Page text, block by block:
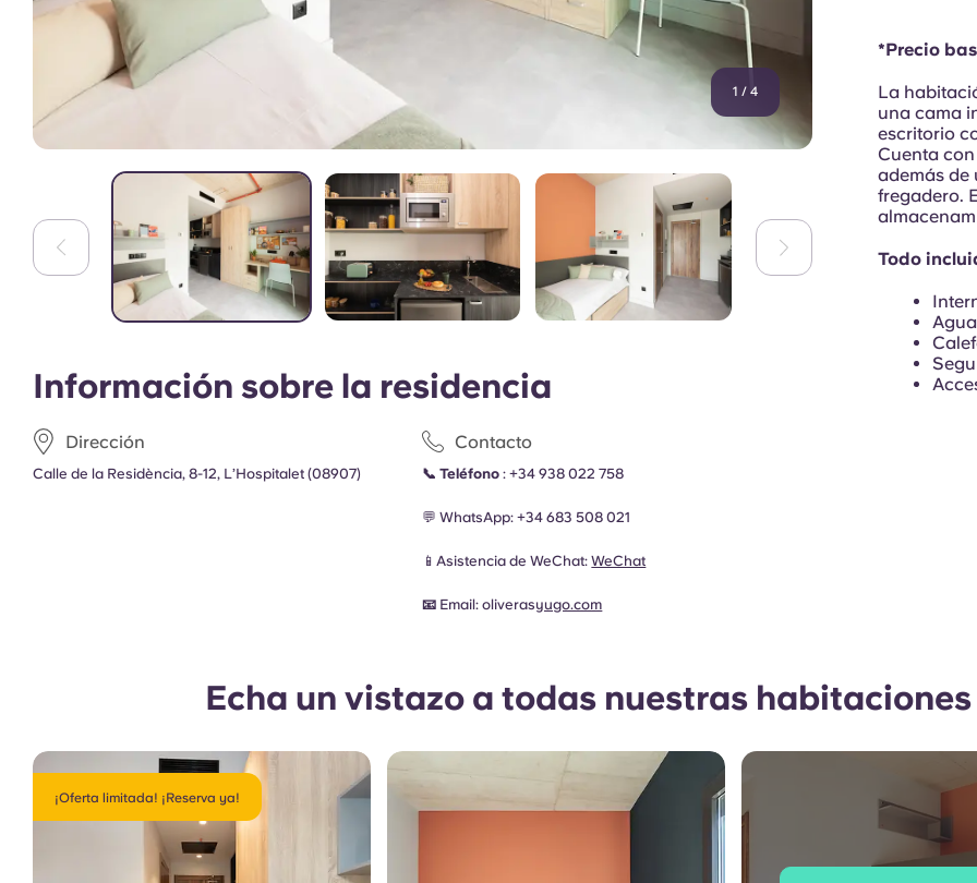
1 / 4
Información sobre la residencia
Dirección
Calle de la Residència, 8-12, L’Hospitalet (08907)
Contacto
📞 Teléfono:+34 938 022 758
💬 WhatsApp:+34 683 508 021
📱Asistencia de WeChat:WeChat
📧 Email:oliverasyugo.com
*Precio
La
una cama
escritorio
Cuenta
además de
fregadero.
Todo
Agua
Echa un vistazo a todas nuestras
¡Oferta limitada! ¡Reserva ya!